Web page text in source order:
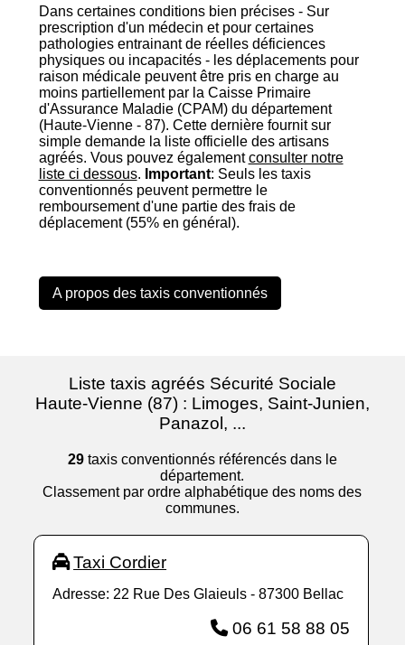
Dans certaines conditions bien précises - Sur
prescription d'un médecin et pour certaines
pathologies entrainant de réelles déficiences
physiques ou incapacités - les déplacements pour
raison médicale peuvent être pris en charge au
moins partiellement par la Caisse Primaire
d'Assurance Maladie (CPAM) du département
(Haute-Vienne - 87). Cette dernière fournit sur
simple demande la liste officielle des artisans
agréés. Vous pouvez égalementconsulter notre
liste ci dessous. Important: Seuls les taxis
conventionnés peuvent permettre le
remboursement d'une partie des frais de
déplacement (55% en général).
A propos des taxis conventionnés
Liste taxis agréés Sécurité Sociale
Haute-Vienne (87) : Limoges, Saint-Junien,
Panazol, ...
29taxis conventionnés référencés dans le
département.
Classement par ordre alphabétique des noms des
communes.
Taxi Cordier
Adresse: 22 Rue Des Glaieuls - 87300 Bellac
06 61 58 88 05